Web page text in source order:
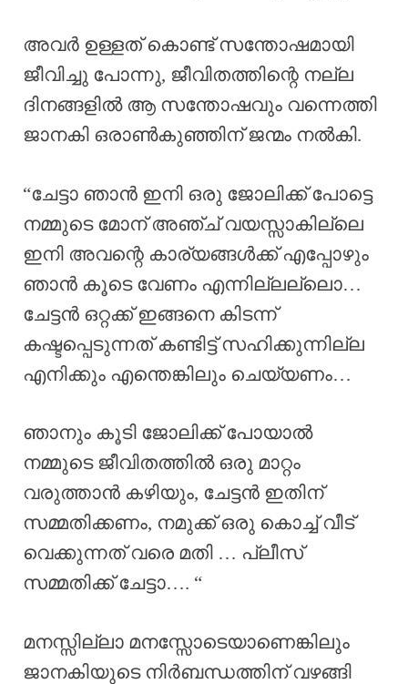
അവർ ഉള്ളത് കൊണ്ട് സന്തോഷമായി
ജീവിച്ചു പോന്നു, ജീവിതത്തിന്റെ നല്ല
ദിനങ്ങളിൽ ആ സന്തോഷവും വന്നെത്തി
ജാനകി ഒരാൺകുഞ്ഞിന് ജന്മം നൽകി.
“ചേട്ടാ ഞാൻ ഇനി ഒരു ജോലിക്ക് പോട്ടെ
നമ്മുടെ മോന് അഞ്ച് വയസ്സാകില്ലെ
ഇനി അവന്റെ കാര്യങ്ങൾക്ക് എപ്പോഴും
ഞാൻ കൂടെ വേണം എന്നില്ലല്ലൊ…
ചേട്ടൻ ഒറ്റക്ക് ഇങ്ങനെ കിടന്ന്
കഷ്ടപ്പെടുന്നത് കണ്ടിട്ട് സഹിക്കുന്നില്ല
എനിക്കും എന്തെങ്കിലും ചെയ്യണം…
ഞാനും കൂടി ജോലിക്ക് പോയാൽ
നമ്മുടെ ജീവിതത്തിൽ ഒരു മാറ്റം
വരുത്താൻ കഴിയും, ചേട്ടൻ ഇതിന്
സമ്മതിക്കണം, നമുക്ക് ഒരു കൊച്ച് വീട്
വെക്കുന്നത് വരെ മതി … പ്ലീസ്
സമ്മതിക്ക് ചേട്ടാ…. “
മനസ്സില്ലാ മനസ്സോടെയാണെങ്കിലും
ജാനകിയുടെ നിർബന്ധത്തിന് വഴങ്ങി